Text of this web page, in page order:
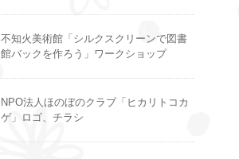
不知火美術館「シルクスクリーンで図書
館バックを作ろう」ワークショップ
NPO法人ほのぼのクラブ「ヒカリトコカ
ゲ」ロゴ、チラシ